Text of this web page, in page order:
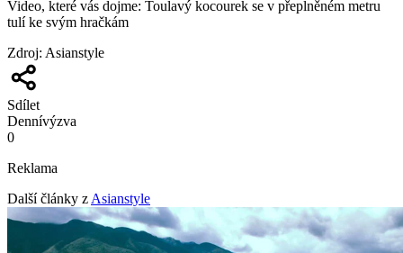
Video, které vás dojme: Toulavý kocourek se v přeplněném metru
tulí ke svým hračkám
Zdroj: Asianstyle
Sdílet
Dennívýzva
0
Reklama
Další články z Asianstyle